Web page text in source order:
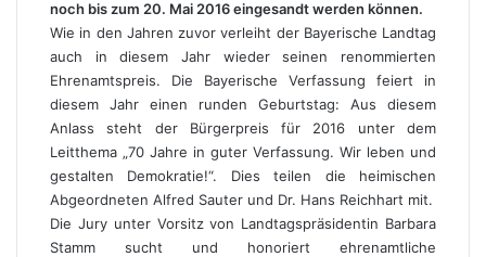
noch bis zum 20. Mai 2016 eingesandt werden können.
Wie in den Jahren zuvor verleiht der Bayerische Landtag
auch in diesem Jahr wieder seinen renommierten
Ehrenamtspreis. Die Bayerische Verfassung feiert in
diesem Jahr einen runden Geburtstag: Aus diesem
Anlass steht der Bürgerpreis für 2016 unter dem
Leitthema „70 Jahre in guter Verfassung. Wir leben und
gestalten Demokratie!“. Dies teilen die heimischen
Abgeordneten Alfred Sauter und Dr. Hans Reichhart mit.
Die Jury unter Vorsitz von Landtagspräsidentin Barbara
Stamm sucht und honoriert ehrenamtliche